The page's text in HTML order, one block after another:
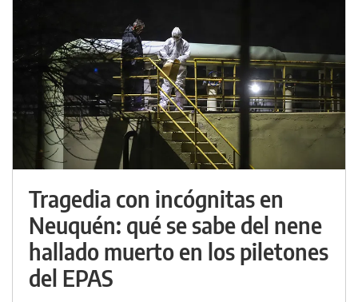
Tragedia con incógnitas en
Neuquén: qué se sabe del nene
hallado muerto en los piletones
del EPAS